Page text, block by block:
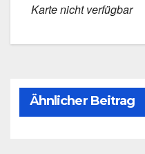
Kar­te nicht ver­füg­bar
Ähnlicher Beitrag